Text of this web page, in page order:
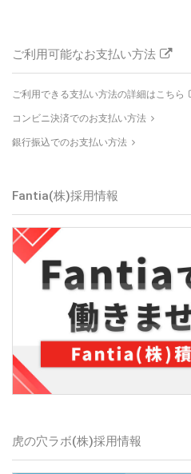
ご利用可能なお支払い方法
ご利用できる支払い方法の詳細はこちら
コンビニ決済でのお支払い方法
銀行振込でのお支払い方法
Fantia(株)採用情報
虎の穴ラボ(株)採用情報